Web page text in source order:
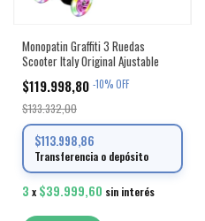
Monopatin Graffiti 3 Ruedas
Scooter Italy Original Ajustable
$119.998,80 -10%OFF
$133.332,00
$113.998,86
Transferencia o depósito
3 x $39.999,60 sin interés